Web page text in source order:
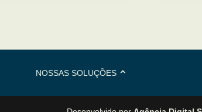
NOSSAS SOLUÇÕES